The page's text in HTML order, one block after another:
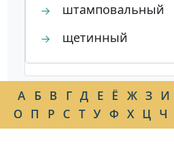
→ штамповальный
→ щетинный
А Б В Г Д Е Ё Ж З И
О П Р С Т У Ф Х Ц Ч